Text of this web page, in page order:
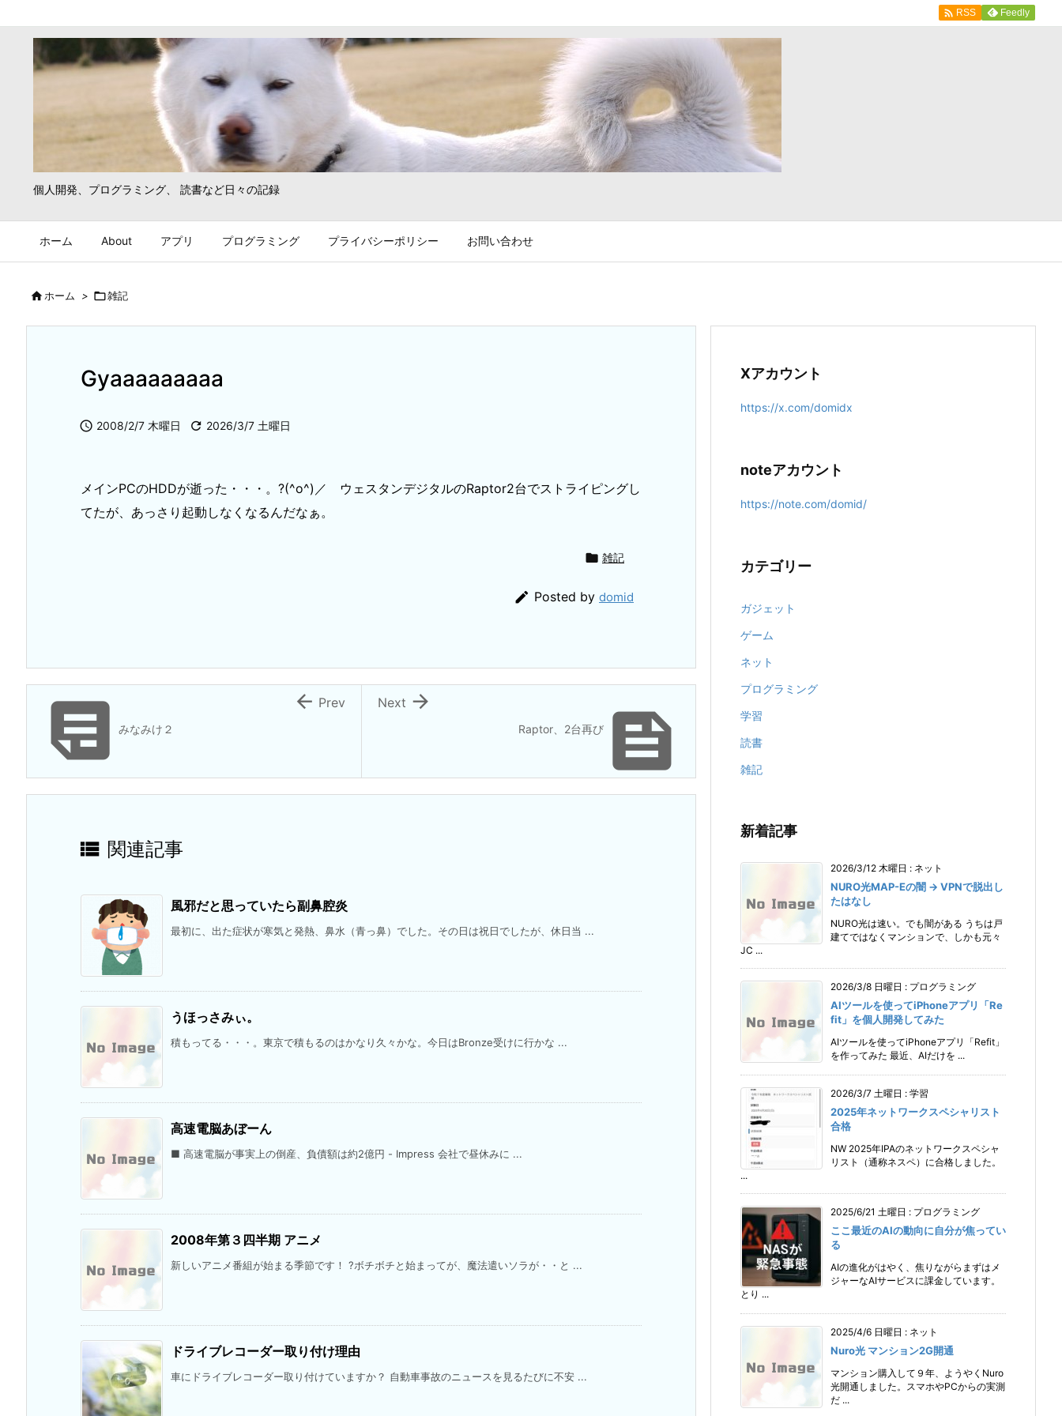
個人開発、プログラミング、 読書など日々の記録
ホーム About アプリ プログラミング プライバシーポリシー お問い合わせ
 RSS Feedly
ホーム > 雑記
Gyaaaaaaaaa
 2008/2/7 木曜日  2026/3/7 土曜日
メインPCのHDDが逝った・・・。?(^o^)／ ウェスタンデジタルのRaptor2台でストライピングし
てたが、あっさり起動しなくなるんだなぁ。
 雑記
 Posted by domid

Raptor、2台再び

Next
みなみけ２
 Prev
 関連記事
風邪だと思っていたら副鼻腔炎
最初に、出た症状が寒気と発熱、鼻水（青っ鼻）でした。その日は祝日でしたが、休日当 ...
うほっさみぃ。
積もってる・・・。東京で積もるのはかなり久々かな。今日はBronze受けに行かな ...
高速電脳あぼーん
■ 高速電脳が事実上の倒産、負債額は約2億円 - Impress 会社で昼休みに ...
2008年第３四半期 アニメ
新しいアニメ番組が始まる季節です！ ?ボチボチと始まってが、魔法遣いソラが・・と ...
ドライブレコーダー取り付け理由
車にドライブレコーダー取り付けていますか？ 自動車事故のニュースを見るたびに不安 ...
Xアカウント
https://x.com/domidx
noteアカウント
https://note.com/domid/
カテゴリー
ガジェット
ゲーム
ネット
プログラミング
学習
読書
雑記
新着記事
2026/3/12 木曜日 : ネット
NURO光MAP-Eの闇 → VPNで脱出し
たはなし
NURO光は速い。でも闇がある うちは戸
建てではなくマンションで、しかも元々
JC ...
2026/3/8 日曜日 : プログラミング
AIツールを使ってiPhoneアプリ「Re
fit」を個人開発してみた
AIツールを使ってiPhoneアプリ「Refit」
を作ってみた 最近、AIだけを ...
2026/3/7 土曜日 : 学習
2025年ネットワークスペシャリスト
合格
NW 2025年IPAのネットワークスペシャ
リスト（通称ネスペ）に合格しました。
...
2025/6/21 土曜日 : プログラミング
ここ最近のAIの動向に自分が焦ってい
る
AIの進化がはやく、焦りながらまずはメ
ジャーなAIサービスに課金しています。
とり ...
2025/4/6 日曜日 : ネット
Nuro光 マンション2G開通
マンション購入して９年、ようやくNuro
光開通しました。スマホやPCからの実測
だ ...